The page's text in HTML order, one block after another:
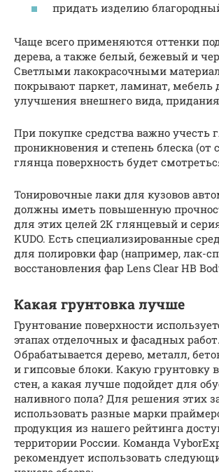
придать изделию
Чаще всего применяются оттенки
дерева, а также белый, бежевый и
Светлыми лакокрасочными
покрывают паркет, ламинат, мебель
улучшения внешнего вида,
При покупке средства важно учесть
проникновения и степень блеска (от
глянца поверхность будет
Тонировочные лаки для кузовов
должны иметь повышенную
для этих целей 2К глянцевый и
KUDO. Есть специализированные
для полировки фар (например, лак-
восстановления фар Lens Clear HB
Какая грунтовка лучше
Грунтование поверхности
этапах отделочных и фасадных работ.
Обрабатывается дерево, металл,
и гипсовые блоки. Какую грунтовку
стен, а какая лучше подойдет для
наливного пола? Для решения этих
использовать разные марки
продукция из нашего рейтинга
территории России. Команда
рекомендует использовать